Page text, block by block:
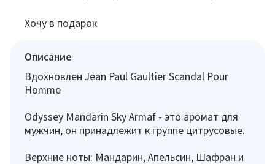
Хочу в подарок
Описание
Вдохновлен Jean Paul Gaultier Scandal Pour
Homme
Odyssey Mandarin Sky Armaf - это аромат для
мужчин, он принадлежит к группе цитрусовые.
Верхние ноты: Мандарин, Апельсин, Шафран и